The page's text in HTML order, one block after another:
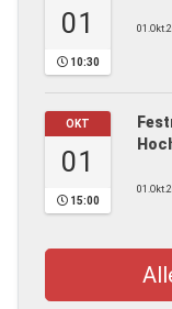
01
10:30
OKT
01
15:00